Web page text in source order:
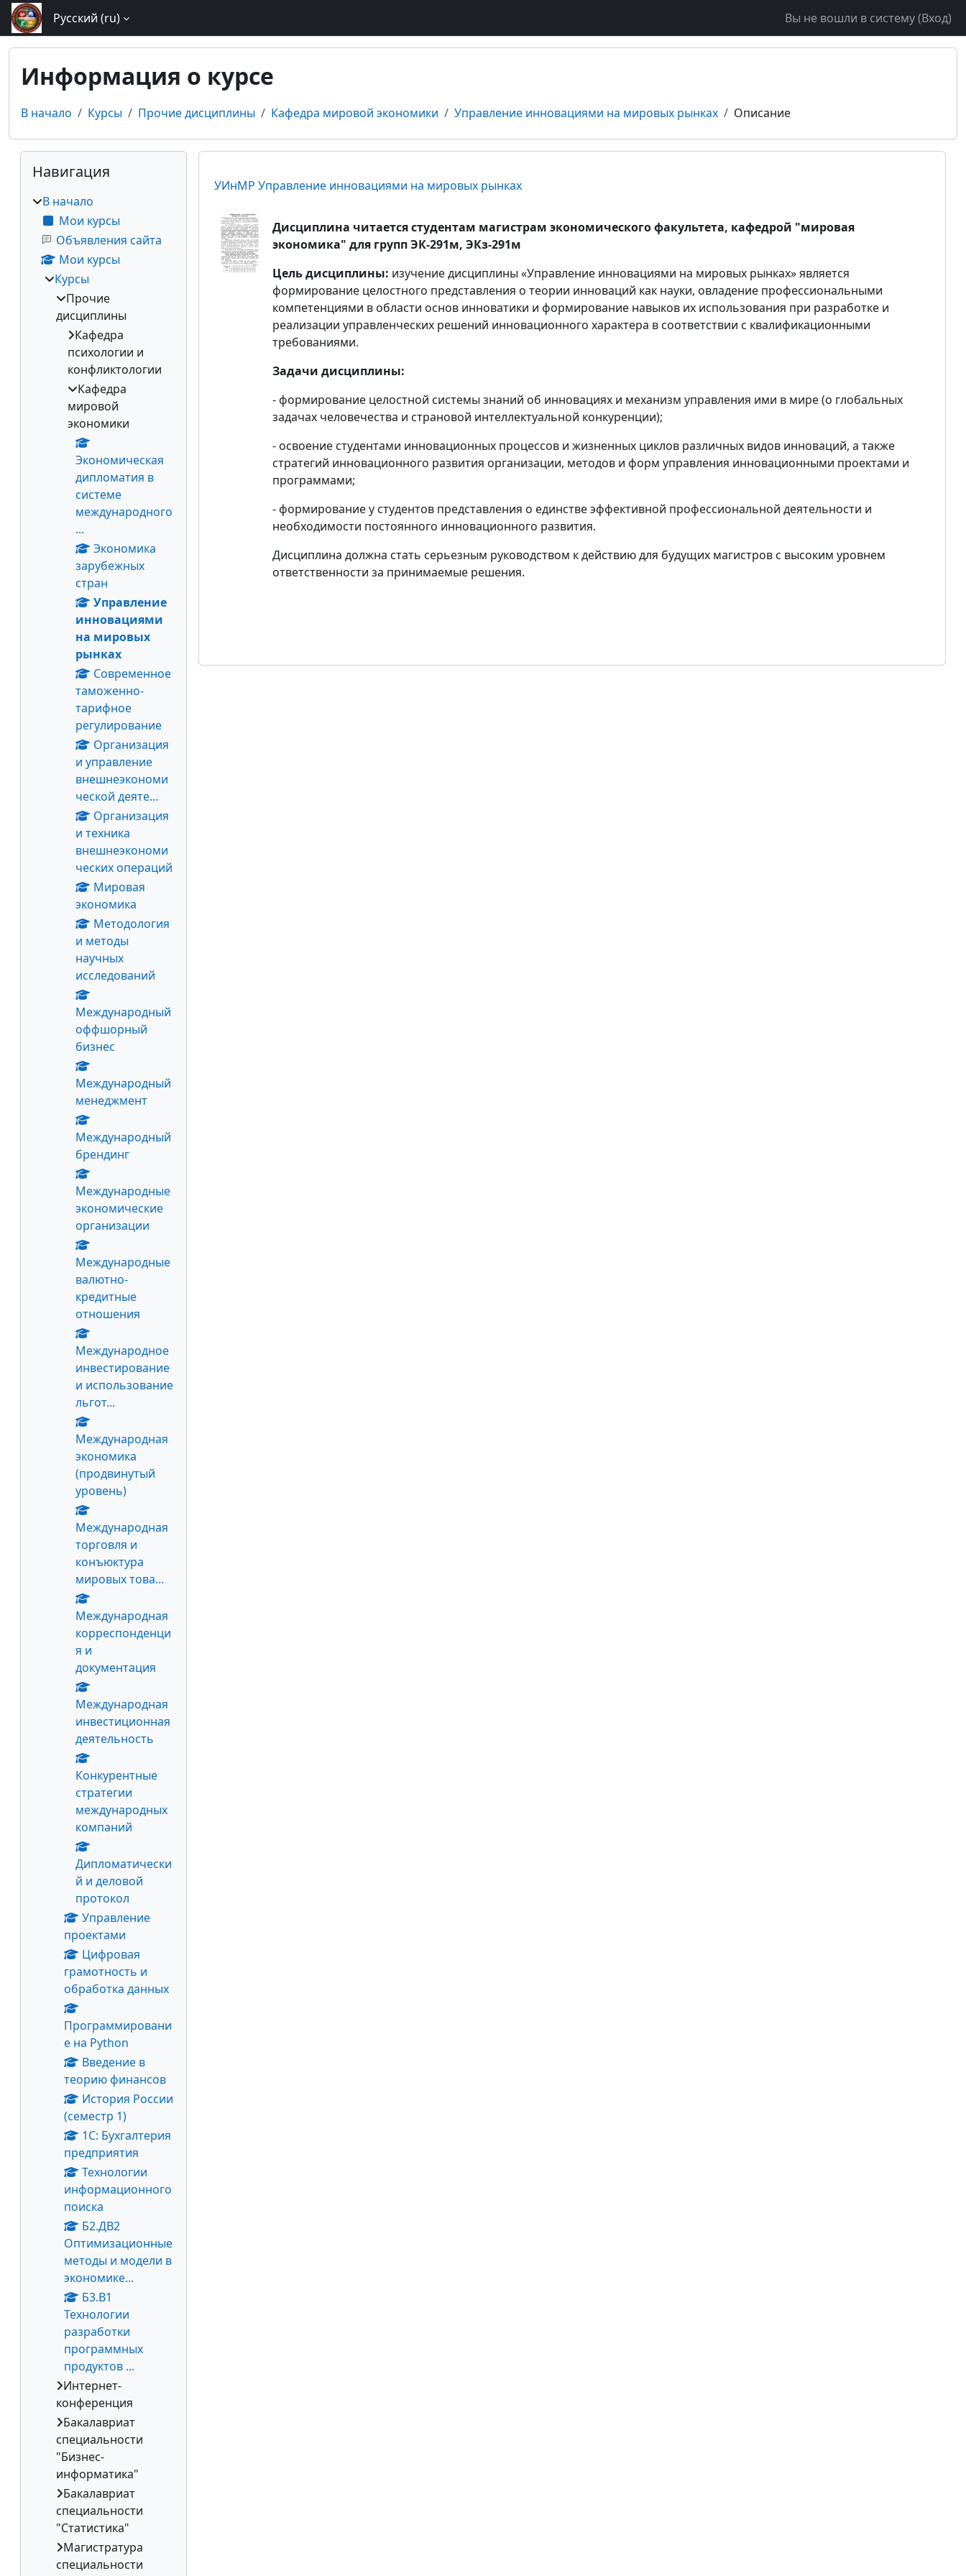
Перейти к основному содержанию
Русский ‎(ru)‎ Вы не вошли в систему (Вход)
Информация о курсе
В начало Курсы Прочие дисциплины Кафедра мировой экономики Управление инновациями на мировых рынках Описание
УИнМР Управление инновациями на мировых рынках
Дисциплина читается студентам магистрам экономического факультета, кафедрой "мировая
экономика" для групп ЭК-291м, ЭКз-291м
Цель дисциплины: изучение дисциплины «Управление инновациями на мировых рынках» является
формирование целостного представления о теории инноваций как науки, овладение профессиональными
компетенциями в области основ инноватики и формирование навыков их использования при разработке и
реализации управленческих решений инновационного характера в соответствии с квалификационными
требованиями.
Задачи дисциплины:
- формирование целостной системы знаний об инновациях и механизм управления ими в мире (о глобальных
задачах человечества и страновой интеллектуальной конкуренции);
- освоение студентами инновационных процессов и жизненных циклов различных видов инноваций, а также
стратегий инновационного развития организации, методов и форм управления инновационными проектами и
программами;
- формирование у студентов представления о единстве эффективной профессиональной деятельности и
необходимости постоянного инновационного развития.
Дисциплина должна стать серьезным руководством к действию для буду­щих магистров с высоким уровнем
ответственности за принимаемые решения.
Блоки
Пропустить Навигация
Навигация
В начало
Мои курсы
Объявления сайта
Мои курсы
Курсы
Прочие
дисциплины
Кафедра
психологии и
конфликтологии
Кафедра
мировой
экономики
Экономическая
дипломатия в
системе
международного
...
Экономика
зарубежных
стран
Управление
инновациями
на мировых
рынках
Современное
таможенно-
тарифное
регулирование
Организация
и управление
внешнеэкономи
ческой деяте...
Организация
и техника
внешнеэкономи
ческих операций
Мировая
экономика
Методология
и методы
научных
исследований
Международный
оффшорный
бизнес
Международный
менеджмент
Международный
брендинг
Международные
экономические
организации
Международные
валютно-
кредитные
отношения
Международное
инвестирование
и использование
льгот...
Международная
экономика
(продвинутый
уровень)
Международная
торговля и
конъюктура
мировых това...
Международная
корреспонденци
я и
документация
Международная
инвестиционная
деятельность
Конкурентные
стратегии
международных
компаний
Дипломатически
й и деловой
протокол
Управление
проектами
Цифровая
грамотность и
обработка данных
Программировани
е на Python
Введение в
теорию финансов
История России
(семестр 1)
1С: Бухгалтерия
предприятия
Технологии
информационного
поиска
Б2.ДВ2
Оптимизационные
методы и модели в
экономике...
Б3.В1
Технологии
разработки
программных
продуктов ...
Интернет-
конференция
Бакалавриат
специальности
"Бизнес-
информатика"
Бакалавриат
специальности
"Статистика"
Магистратура
специальности